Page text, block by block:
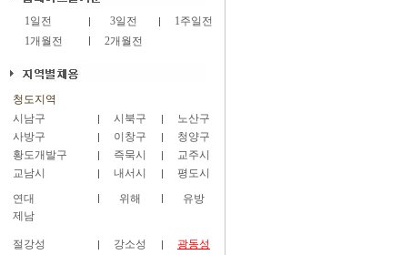
1일전 3일전
1주일전
1개월전
2개월전
청도지역
시남구
시북구
노산구
사방구
이창구
청양구
황도개발구
즉묵시
교주시
교남시
내서시
평도시
연대
위해
유방
제남
절강성 강소성
광동성